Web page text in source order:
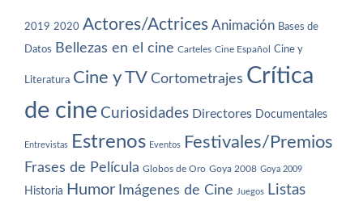
2019 2020 Actores/Actrices Animación Bases de
Datos Bellezas en el cine Carteles Cine Español Cine y
Literatura Cine y TV Cortometrajes Crítica
de cine Curiosidades Directores Documentales
Entrevistas Estrenos Eventos Festivales/Premios
Frases de Película Globos de Oro Goya 2008 Goya 2009
Historia Humor Imágenes de Cine Juegos Listas